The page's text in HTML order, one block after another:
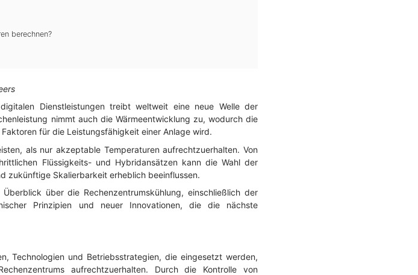
berechnen?
Dienstleistungen treibt weltweit eine neue Welle der
nimmt auch die Wärmeentwicklung zu, wodurch die
für die Leistungsfähigkeit einer Anlage wird.
als nur akzeptable Temperaturen aufrechtzuerhalten. Von
Flüssigkeits- und Hybridansätzen kann die Wahl der
zukünftige Skalierbarkeit erheblich beeinflussen.
Überblick über die Rechenzentrumskühlung, einschließlich der
Prinzipien und neuer Innovationen, die die nächste
Technologien und Betriebsstrategien, die eingesetzt werden,
aufrechtzuerhalten. Durch die Kontrolle von